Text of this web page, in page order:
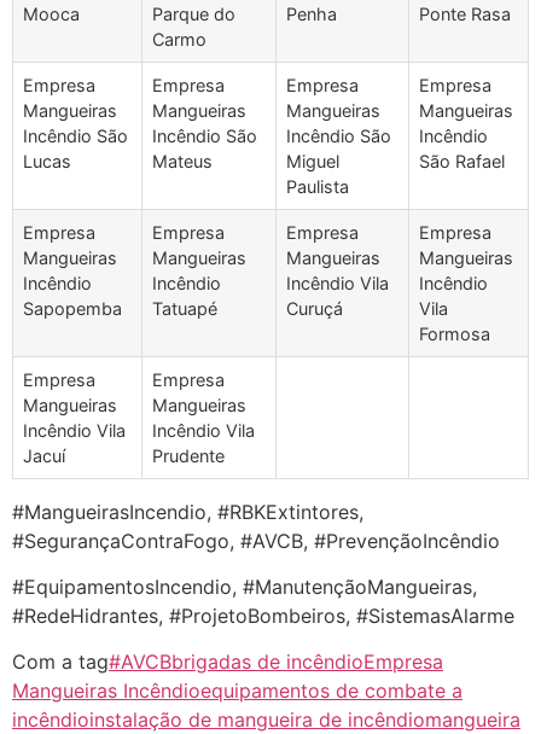
Mooca
Parque do
Carmo
Penha
Ponte Rasa
Empresa
Mangueiras
Incêndio São
Lucas
Empresa
Mangueiras
Incêndio São
Mateus
Empresa
Mangueiras
Incêndio São
Miguel
Paulista
Empresa
Mangueiras
Incêndio
São Rafael
Empresa
Mangueiras
Incêndio
Sapopemba
Empresa
Mangueiras
Incêndio
Tatuapé
Empresa
Mangueiras
Incêndio Vila
Curuçá
Empresa
Mangueiras
Incêndio
Vila
Formosa
Empresa
Mangueiras
Incêndio Vila
Jacuí
Empresa
Mangueiras
Incêndio Vila
Prudente
#MangueirasIncendio, #RBKExtintores,
#SegurançaContraFogo, #AVCB, #PrevençãoIncêndio
#EquipamentosIncendio, #ManutençãoMangueiras,
#RedeHidrantes, #ProjetoBombeiros, #SistemasAlarme
Com a tag#AVCBbrigadas de incêndioEmpresa
Mangueiras Incêndioequipamentos de combate a
incêndioinstalação de mangueira de incêndiomangueira